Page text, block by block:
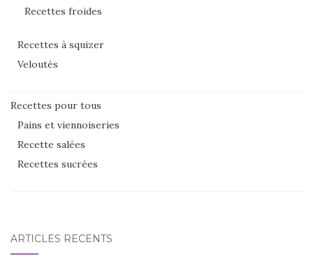
Recettes froides
Recettes à squizer
Veloutés
Recettes pour tous
Pains et viennoiseries
Recette salées
Recettes sucrées
ARTICLES RÉCENTS